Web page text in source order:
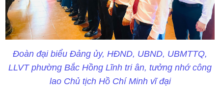
Đoàn đại biểu Đảng ủy, HĐND, UBND, UBMTTQ,
LLVT phường Bắc Hồng Lĩnh tri ân, tưởng nhớ công
lao Chủ tịch Hồ Chí Minh vĩ đại